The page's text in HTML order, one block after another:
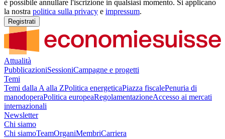
è possibile annullare l'iscrizione in qualsiasi momento. Si applicano
la nostra politica sulla privacy e impressum.
Registrati
Attualità
PubblicazioniSessioniCampagne e progetti
Temi
Temi dalla A alla ZPolitica energeticaPiazza fiscalePenuria di
manodoperaPolitica europeaRegolamentazioneAccesso ai mercati
internazionali
Newsletter
Chi siamo
Chi siamoTeamOrganiMembriCarriera